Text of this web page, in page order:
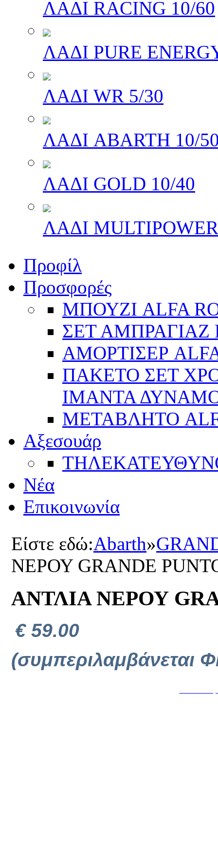
ΛΑΔΙ RACING 10/60
ΛΑΔΙ PURE
ΛΑΔΙ WR 5/30
ΛΑΔΙ ABARTH 10/
ΛΑΔΙ GOLD 10/40
ΛΑΔΙ
Προφίλ
Προσφορές
ΜΠΟΥΖΙ ALFA
ΣΕΤ ΑΜΠΡΑΓΙΑΖ
ΑΜΟΡΤΙΣΕΡ
ΠΑΚΕΤΟ ΣΕΤ
ΙΜΑΝΤΑ ΔΥΝΑΜΟ
ΜΕΤΑΒΛΗΤΟ
Αξεσουάρ
Νέα
Επικοινωνία
Είστε εδώ:Abarth»
ΝΕΡΟΥ GRANDE
ΑΝΤΛΙΑ ΝΕΡΟΥ
€ 59.00
(συμπεριλαμβάνεται